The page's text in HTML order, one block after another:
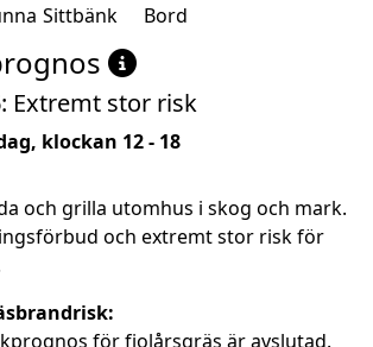
Sittbänk Bord
Extremt stor risk
klockan 12 - 18
och grilla utomhus i skog och mark.
och extremt stor risk för
för fjolårsgräs är avslutad.